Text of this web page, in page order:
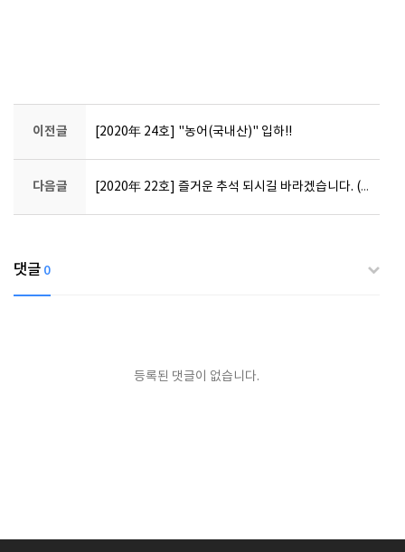
이전글 [2020年 24호] "농어(국내산)" 입하!!
다음글 [2020年 22호] 즐거운 추석 되시길 바라겠습니다. (연휴 방류시간 안내)
댓글 0
등록된 댓글이 없습니다.